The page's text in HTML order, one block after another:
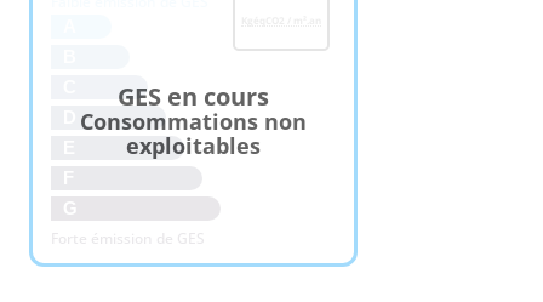
G
Forte émission de GES
GES en cours
Consommations non
exploitables